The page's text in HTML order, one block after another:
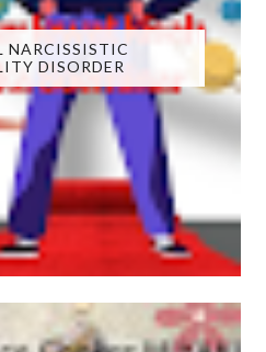
NARCISSISTIC
DISORDER